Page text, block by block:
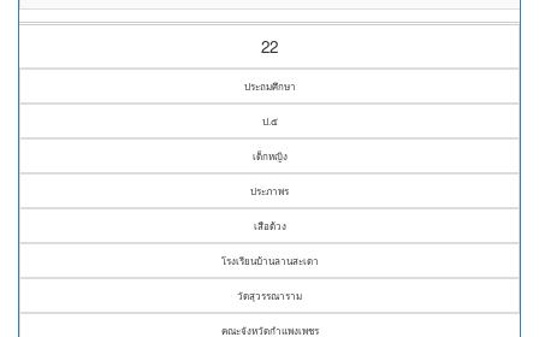
22
ประถมศึกษา
ป.๕
เด็กหญิง
ประภาพร
เสือด้วง
โรงเรียนบ้านลานสะเดา
วัดสุวรรณาราม
คณะจังหวัดกำแพงเพชร